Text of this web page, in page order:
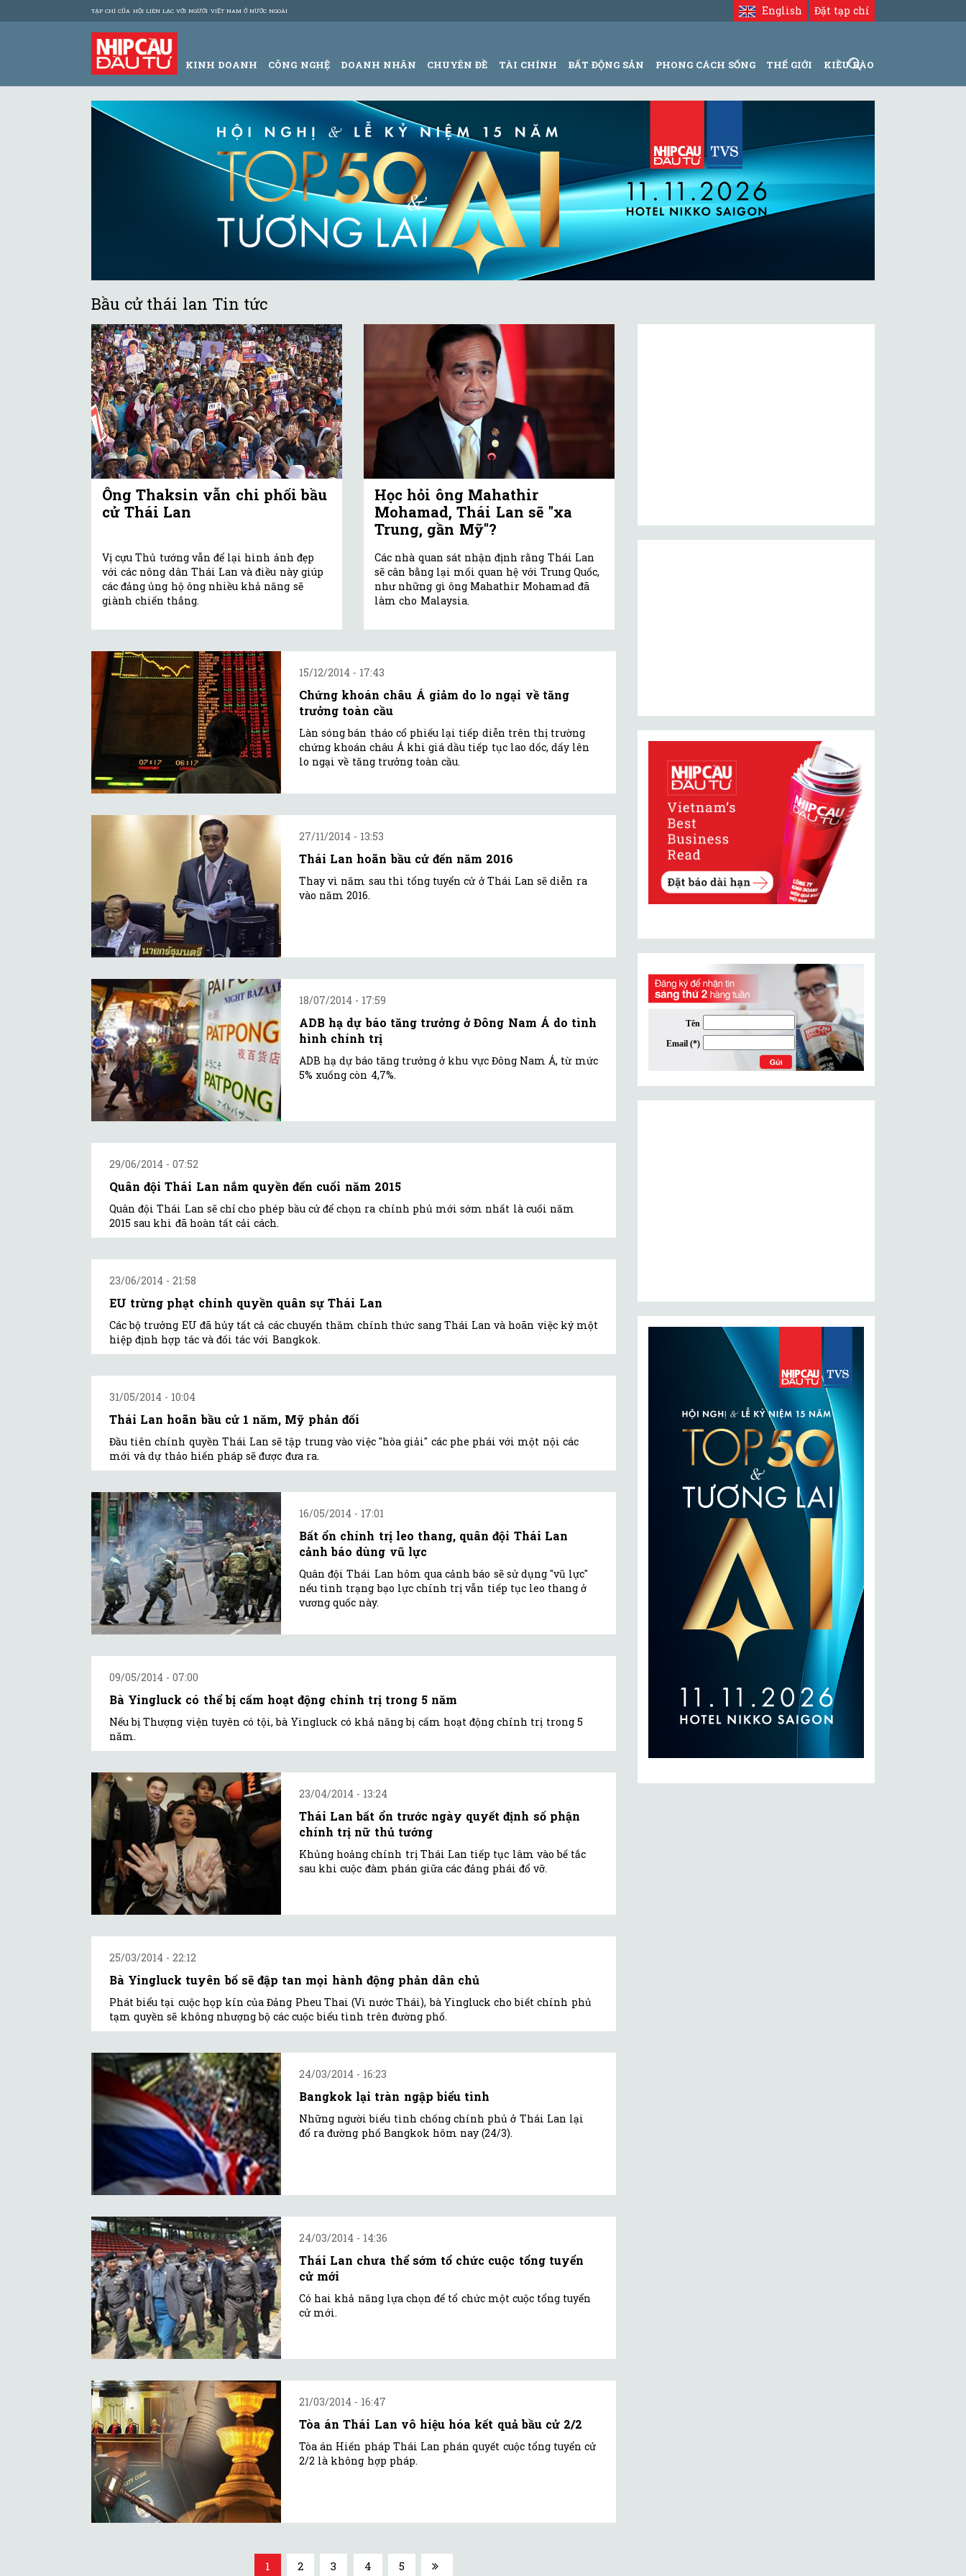
TẠP CHÍ CỦA HỘI LIÊN LẠC VỚI NGƯỜI VIỆT NAM Ở NƯỚC NGOÀI Đặt tạp chí
English
KINH DOANH CÔNG NGHỆ DOANH NHÂN CHUYÊN ĐỀ TÀI CHÍNH BẤT ĐỘNG SẢN PHONG CÁCH SỐNG THẾ GIỚI KIỀU BÀO
Bầu cử thái lan Tin tức
Ông Thaksin vẫn chi phối bầu
cử Thái Lan
Vị cựu Thủ tướng vẫn để lại hình ảnh đẹp
với các nông dân Thái Lan và điều này giúp
các đảng ủng hộ ông nhiều khả năng sẽ
giành chiến thắng.
Học hỏi ông Mahathir
Mohamad, Thái Lan sẽ "xa
Trung, gần Mỹ"?
Các nhà quan sát nhận định rằng Thái Lan
sẽ cân bằng lại mối quan hệ với Trung Quốc,
như những gì ông Mahathir Mohamad đã
làm cho Malaysia.
15/12/2014 - 17:43
Chứng khoán châu Á giảm do lo ngại về tăng
trưởng toàn cầu
Làn sóng bán tháo cổ phiếu lại tiếp diễn trên thị trường
chứng khoán châu Á khi giá dầu tiếp tục lao dốc, dấy lên
lo ngại về tăng trưởng toàn cầu.
27/11/2014 - 13:53
Thái Lan hoãn bầu cử đến năm 2016
Thay vì năm sau thì tổng tuyển cử ở Thái Lan sẽ diễn ra
vào năm 2016.
18/07/2014 - 17:59
ADB hạ dự báo tăng trưởng ở Đông Nam Á do tình
hình chính trị
ADB hạ dự báo tăng trưởng ở khu vực Đông Nam Á, từ mức
5% xuống còn 4,7%.
29/06/2014 - 07:52
Quân đội Thái Lan nắm quyền đến cuối năm 2015
Quân đội Thái Lan sẽ chỉ cho phép bầu cử để chọn ra chính phủ mới sớm nhất là cuối năm
2015 sau khi đã hoàn tất cải cách.
23/06/2014 - 21:58
EU trừng phạt chính quyền quân sự Thái Lan
Các bộ trưởng EU đã hủy tất cả các chuyến thăm chính thức sang Thái Lan và hoãn việc ký một
hiệp định hợp tác và đối tác với Bangkok.
31/05/2014 - 10:04
Thái Lan hoãn bầu cử 1 năm, Mỹ phản đối
Đầu tiên chính quyền Thái Lan sẽ tập trung vào việc "hòa giải" các phe phái với một nội các
mới và dự thảo hiến pháp sẽ được đưa ra.
16/05/2014 - 17:01
Bất ổn chính trị leo thang, quân đội Thái Lan
cảnh báo dùng vũ lực
Quân đội Thái Lan hôm qua cảnh báo sẽ sử dụng "vũ lực"
nếu tình trạng bạo lực chính trị vẫn tiếp tục leo thang ở
vương quốc này.
09/05/2014 - 07:00
Bà Yingluck có thể bị cấm hoạt động chính trị trong 5 năm
Nếu bị Thượng viện tuyên có tội, bà Yingluck có khả năng bị cấm hoạt động chính trị trong 5
năm.
23/04/2014 - 13:24
Thái Lan bất ổn trước ngày quyết định số phận
chính trị nữ thủ tướng
Khủng hoảng chính trị Thái Lan tiếp tục lâm vào bế tắc
sau khi cuộc đàm phán giữa các đảng phái đổ vỡ.
25/03/2014 - 22:12
Bà Yingluck tuyên bố sẽ đập tan mọi hành động phản dân chủ
Phát biểu tại cuộc họp kín của Đảng Pheu Thai (Vì nước Thái), bà Yingluck cho biết chính phủ
tạm quyền sẽ không nhượng bộ các cuộc biểu tình trên đường phố.
24/03/2014 - 16:23
Bangkok lại tràn ngập biểu tình
Những người biểu tình chống chính phủ ở Thái Lan lại
đổ ra đường phố Bangkok hôm nay (24/3).
24/03/2014 - 14:36
Thái Lan chưa thể sớm tổ chức cuộc tổng tuyển
cử mới
Có hai khả năng lựa chọn để tổ chức một cuộc tổng tuyển
cử mới.
21/03/2014 - 16:47
Tòa án Thái Lan vô hiệu hóa kết quả bầu cử 2/2
Tòa án Hiến pháp Thái Lan phán quyết cuộc tổng tuyển cử
2/2 là không hợp pháp.
1 2 3 4 5